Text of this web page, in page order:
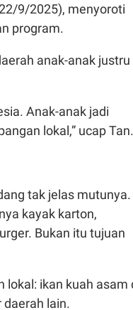
9/2025), menyoroti
program.
anak-anak justru
Anak-anak jadi
lokal,” ucap Tan.
tak jelas mutunya.
kayak karton,
Bukan itu tujuan
lokal: ikan kuah asam
lain.